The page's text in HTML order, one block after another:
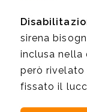
sirena
inclusa nella
però
fissato il